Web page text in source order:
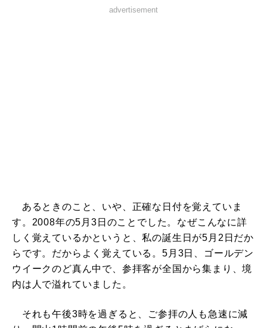
advertisement
あるときのこと、いや、正確な日付を覚えていま
す。2008年の5月3日のことでした。なぜこんなに詳
しく覚えているかというと、私の誕生日が5月2日だか
らです。だからよく覚えている。5月3日、ゴールデン
ウイークのど真ん中で、参拝客が全国から集まり、境
内は人で溢れていました。
それも午後3時を過ぎると、ご参拝の人も急速に減